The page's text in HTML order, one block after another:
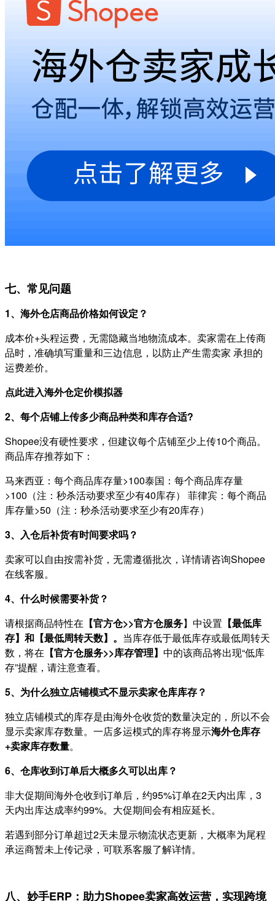
七、常见问题
1、海外仓店商品价格如何设定？
成本价+头程运费，无需隐藏当地物流成本。卖家需在上传商
品时，准确填写重量和三边信息，以防止产生需卖家 承担的
运费差价。
点此进入海外仓定价模拟器
2、每个店铺上传多少商品种类和库存合适?
Shopee没有硬性要求，但建议每个店铺至少上传10个商品。
商品库存推荐如下：
马来西亚：每个商品库存量>100泰国：每个商品库存量
>100（注：秒杀活动要求至少有40库存） 菲律宾：每个商品
库存量>50（注：秒杀活动要求至少有20库存）
3、入仓后补货有时间要求吗？
卖家可以自由按需补货，无需遵循批次，详情请咨询Shopee
在线客服。
4、什么时候需要补货？
请根据商品特性在 【官方仓>>官方仓服务】中设置 【最低库
存】和【最低周转天数】。 当库存低于最低库存或最低周转天
数，将在 【官方仓服务>>库存管理】 中的该商品将出现“低库
存”提醒，请注意查看。
5、为什么独立店铺模式不显示卖家仓库库存？
独立店铺模式的库存是由海外仓收货的数量决定的，所以不会
显示卖家库存数量。一店多运模式的库存将显示海外仓库存
+卖家库存数量。
6、仓库收到订单后大概多久可以出库？
非大促期间海外仓收到订单后，约95%订单在2天内出库，3
天内出库达成率约99%。大促期间会有相应延长。
若遇到部分订单超过2天未显示物流状态更新，大概率为尾程
承运商暂未上传记录，可联系客服了解详情。
八、妙手ERP：助力Shopee卖家高效运营，实现跨境